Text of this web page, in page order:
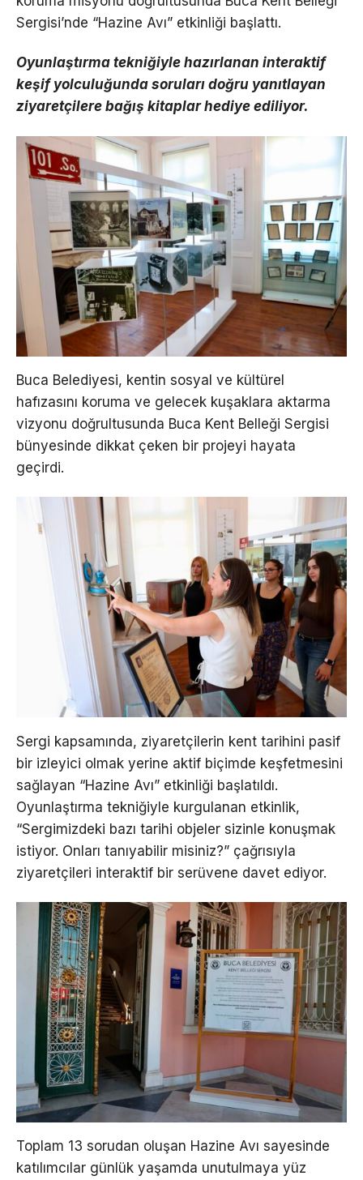
Sergisi’nde “Hazine Avı” etkinliği başlattı.
Oyunlaştırma tekniğiyle hazırlanan interaktif
keşif yolculuğunda soruları doğru yanıtlayan
ziyaretçilere bağış kitaplar hediye ediliyor.
Buca Belediyesi, kentin sosyal ve kültürel
hafızasını koruma ve gelecek kuşaklara aktarma
vizyonu doğrultusunda Buca Kent Belleği Sergisi
bünyesinde dikkat çeken bir projeyi hayata
geçirdi.
Sergi kapsamında, ziyaretçilerin kent tarihini pasif
bir izleyici olmak yerine aktif biçimde keşfetmesini
sağlayan “Hazine Avı” etkinliği başlatıldı.
Oyunlaştırma tekniğiyle kurgulanan etkinlik,
“Sergimizdeki bazı tarihi objeler sizinle konuşmak
istiyor. Onları tanıyabilir misiniz?” çağrısıyla
ziyaretçileri interaktif bir serüvene davet ediyor.
Toplam 13 sorudan oluşan Hazine Avı sayesinde
katılımcılar günlük yaşamda unutulmaya yüz